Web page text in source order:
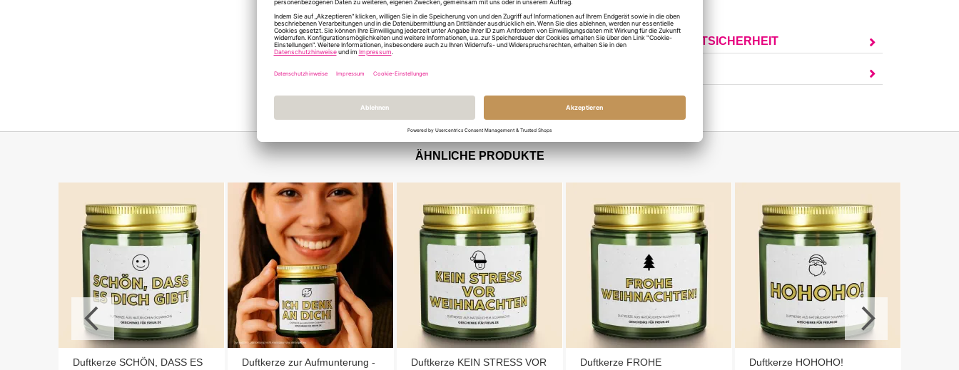
INFORMATIONEN ZUR PRODUKTSICHERHEIT
ÄHNLICHE PRODUKTE
Duftkerze SCHÖN, DASS ES
Duftkerze zur Aufmunterung -
Duftkerze KEIN STRESS VOR
Duftkerze FROHE
Duftkerze HOHOHO!